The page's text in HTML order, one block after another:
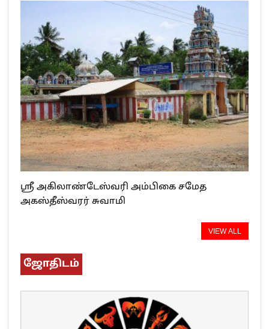
ஸ்ரீ அகிலாண்டேஸ்வரி அம்பிகை சமேத
அகஸ்தீஸ்வரர் சுவாமி
VIEW ALL
ஜோதிடம்